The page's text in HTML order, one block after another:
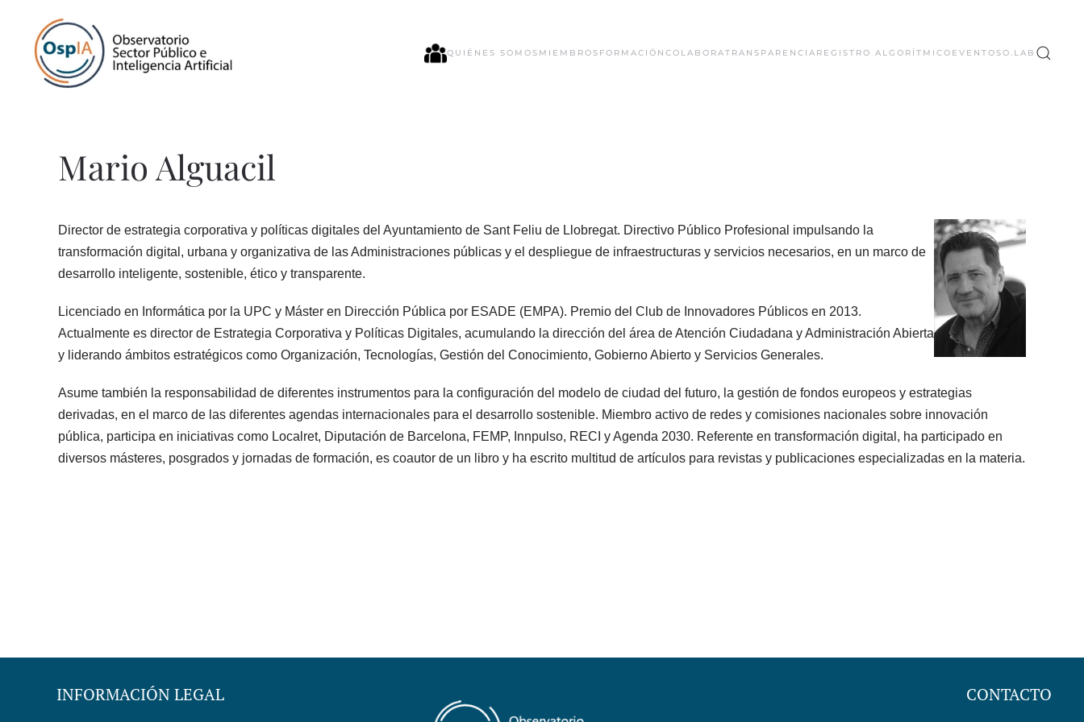
QUIÉNES SOMOS MIEMBROS FORMACIÓN COLABORATRANSPARENCIA REGISTRO ALGORÍTMICO EVENTOSO.LAB
Mario Alguacil
Director de estrategia corporativa y políticas digitales del Ayuntamiento de Sant Feliu de Llobregat. Directivo Público Profesional impulsando la
transformación digital, urbana y organizativa de las Administraciones públicas y el despliegue de infraestructuras y servicios necesarios, en un marco de
desarrollo inteligente, sostenible, ético y transparente.
Licenciado en Informática por la UPC y Máster en Dirección Pública por ESADE (EMPA). Premio del Club de Innovadores Públicos en 2013.
Actualmente es director de Estrategia Corporativa y Políticas Digitales, acumulando la dirección del área de Atención Ciudadana y Administración Abierta
y liderando ámbitos estratégicos como Organización, Tecnologías, Gestión del Conocimiento, Gobierno Abierto y Servicios Generales.
Asume también la responsabilidad de diferentes instrumentos para la configuración del modelo de ciudad del futuro, la gestión de fondos europeos y estrategias
derivadas, en el marco de las diferentes agendas internacionales para el desarrollo sostenible. Miembro activo de redes y comisiones nacionales sobre innovación
pública, participa en iniciativas como Localret, Diputación de Barcelona, FEMP, Innpulso, RECI y Agenda 2030. Referente en transformación digital, ha participado en
diversos másteres, posgrados y jornadas de formación, es coautor de un libro y ha escrito multitud de artículos para revistas y publicaciones especializadas en la materia.
INFORMACIÓN LEGAL CONTACTO